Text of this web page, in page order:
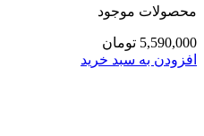
محصولات موجود
5,590,000 تومان
افزودن به سبد خرید